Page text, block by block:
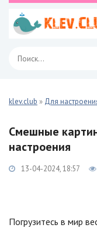
klev.club » Для
Смешные
настроения
13-04-2024, 18:57
Погрузитесь в мир